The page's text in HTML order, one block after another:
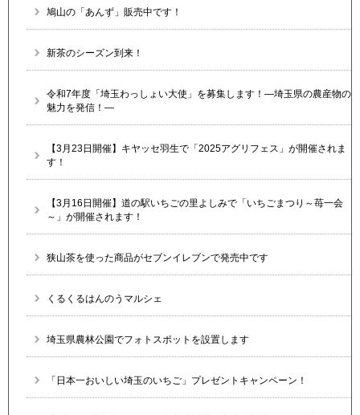
鳩山の「あんず」販売中です！
新茶のシーズン到来！
令和7年度「埼玉わっしょい大使」を募集します！―埼玉県の農産物の
魅力を発信！―
【3月23日開催】キヤッセ羽生で「2025アグリフェス」が開催されま
す！
【3月16日開催】道の駅いちごの里よしみで「いちごまつり～苺一会
～」が開催されます！
狭山茶を使った商品がセブンイレブンで発売中です
くるくるはんのうマルシェ
埼玉県農林公園でフォトスポットを設置します
「日本一おいしい埼玉のいちご」プレゼントキャンペーン！